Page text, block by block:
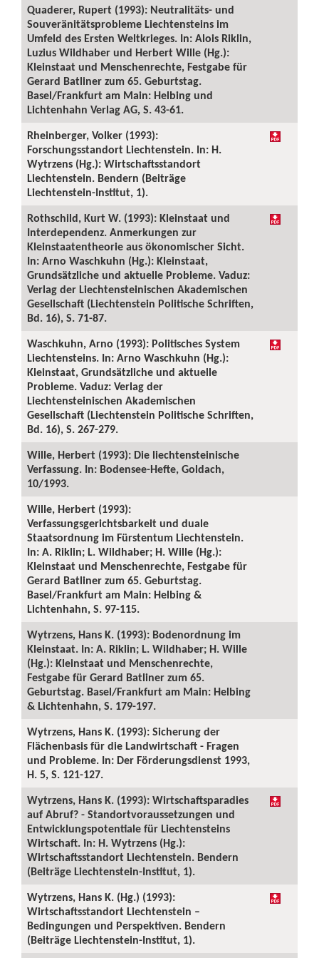
Quaderer, Rupert (1993): Neutralitäts- und
Souveränitätsprobleme Liechtensteins im
Umfeld des Ersten Weltkrieges. In: Alois Riklin,
Luzius Wildhaber und Herbert Wille (Hg.):
Kleinstaat und Menschenrechte, Festgabe für
Gerard Batliner zum 65. Geburtstag.
Basel/Frankfurt am Main: Helbing und
Lichtenhahn Verlag AG, S. 43-61.
Rheinberger, Volker (1993):
Forschungsstandort Liechtenstein. In: H.
Wytrzens (Hg.): Wirtschaftsstandort
Liechtenstein. Bendern (Beiträge
Liechtenstein-Institut, 1).
Rothschild, Kurt W. (1993): Kleinstaat und
Interdependenz. Anmerkungen zur
Kleinstaatentheorie aus ökonomischer Sicht.
In: Arno Waschkuhn (Hg.): Kleinstaat,
Grundsätzliche und aktuelle Probleme. Vaduz:
Verlag der Liechtensteinischen Akademischen
Gesellschaft (Liechtenstein Politische Schriften,
Bd. 16), S. 71-87.
Waschkuhn, Arno (1993): Politisches System
Liechtensteins. In: Arno Waschkuhn (Hg.):
Kleinstaat, Grundsätzliche und aktuelle
Probleme. Vaduz: Verlag der
Liechtensteinischen Akademischen
Gesellschaft (Liechtenstein Politische Schriften,
Bd. 16), S. 267-279.
Wille, Herbert (1993): Die liechtensteinische
Verfassung. In: Bodensee-Hefte, Goldach,
10/1993.
Wille, Herbert (1993):
Verfassungsgerichtsbarkeit und duale
Staatsordnung im Fürstentum Liechtenstein.
In: A. Riklin; L. Wildhaber; H. Wille (Hg.):
Kleinstaat und Menschenrechte, Festgabe für
Gerard Batliner zum 65. Geburtstag.
Basel/Frankfurt am Main: Helbing &
Lichtenhahn, S. 97-115.
Wytrzens, Hans K. (1993): Bodenordnung im
Kleinstaat. In: A. Riklin; L. Wildhaber; H. Wille
(Hg.): Kleinstaat und Menschenrechte,
Festgabe für Gerard Batliner zum 65.
Geburtstag. Basel/Frankfurt am Main: Helbing
& Lichtenhahn, S. 179-197.
Wytrzens, Hans K. (1993): Sicherung der
Flächenbasis für die Landwirtschaft - Fragen
und Probleme. In: Der Förderungsdienst 1993,
H. 5, S. 121-127.
Wytrzens, Hans K. (1993): Wirtschaftsparadies
auf Abruf? - Standortvoraussetzungen und
Entwicklungspotentiale für Liechtensteins
Wirtschaft. In: H. Wytrzens (Hg.):
Wirtschaftsstandort Liechtenstein. Bendern
(Beiträge Liechtenstein-Institut, 1).
Wytrzens, Hans K. (Hg.) (1993):
Wirtschaftsstandort Liechtenstein –
Bedingungen und Perspektiven. Bendern
(Beiträge Liechtenstein-Institut, 1).